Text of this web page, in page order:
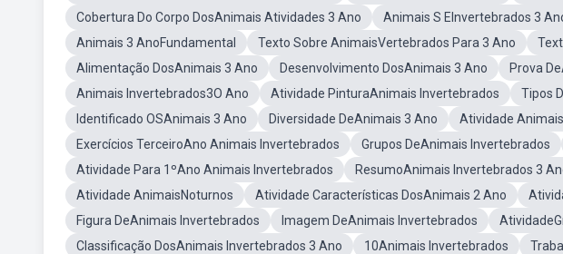
Cobertura Do Corpo DosAnimais Atividades 3 Ano
Animais S EInvertebrados 3
Animais 3 AnoFundamental
Texto Sobre AnimaisVertebrados Para 3 Ano
Alimentação DosAnimais 3 Ano
Desenvolvimento DosAnimais 3 Ano Prova
Animais Invertebrados3O Ano
Atividade PinturaAnimais Invertebrados
Tipos
Identificado OSAnimais 3 Ano
Diversidade DeAnimais 3 Ano
Atividade
Exercícios TerceiroAno Animais Invertebrados
Grupos DeAnimais Invertebrados
Atividade Para 1ºAno Animais Invertebrados
ResumoAnimais Invertebrados 3
Atividade AnimaisNoturnos
Atividade Características DosAnimais 2 Ano
Figura DeAnimais Invertebrados
Imagem DeAnimais Invertebrados
Classificação DosAnimais Invertebrados 3 Ano
10Animais Invertebrados